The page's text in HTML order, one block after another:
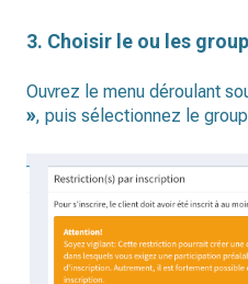
3. Choisir le ou les
Ouvrez le menu déroulant
», puis sélectionnez le